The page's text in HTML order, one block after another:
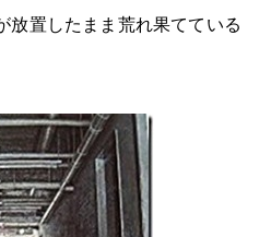
放置したまま荒れ果てている